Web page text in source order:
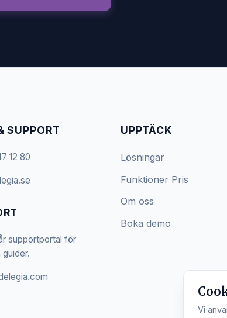
SUPPORT
12 80
supportportal för
guider.
UPPTÄCK
Lösningar
Funktioner Pris
Om oss
Boka demo
Vi